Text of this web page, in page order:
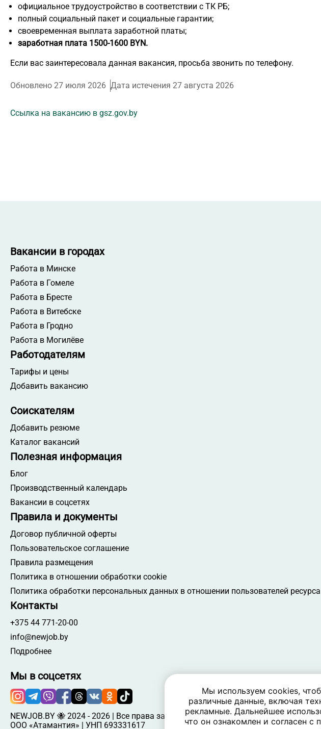
официальное трудоустройство в соответствии с ТК РБ;
полный социальный пакет и социальные гарантии;
своевременная выплата заработной платы;
заработная плата 1500-1600 BYN.
Если вас заинтересовала данная вакансия, просьба звонить по телефону.
Обновлено 27 июля 2026 Дата истечения 27 августа 2026
Ссылка на вакансию в gsz.gov.by
Вакансии в городах
Работа в Минске
Работа в Гомеле
Работа в Бресте
Работа в Витебске
Работа в Гродно
Работа в Могилёве
Работодателям
Тарифы и цены
Добавить вакансию
Соискателям
Добавить резюме
Каталог вакансий
Полезная информация
Блог
Производственный календарь
Вакансии в соцсетях
Правила и документы
Договор публичной оферты
Пользовательское соглашение
Правила размещения
Политика в отношении обработки cookie
Политика обработки персональных данных в отношении пользователей ресурса
Контакты
+375 44 771-20-00
info@newjob.by
Подробнее
Мы в соцсетях
NEWJOB.BY 🐝 2024 - 2026 | Все права защищены
ООО «Атамантия» | УНП 693331617
Мы используем cookies,
различные данные, включая
рекламные. Дальнейшее
что он ознакомлен и согласен с